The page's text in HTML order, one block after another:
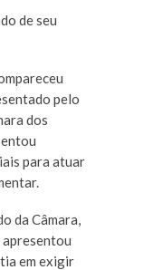
de seu
pelo
dos
para atuar
da Câmara,
apresentou
em exigir